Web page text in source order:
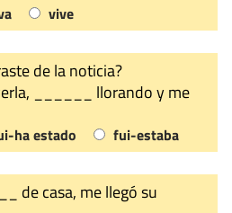
vive
de la noticia?
______ llorando y me
ha estado fui-estaba
de casa, me llegó su